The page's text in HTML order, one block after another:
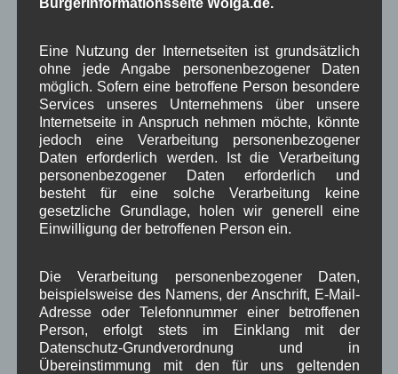
Dorferneuerung:
Vorstandssitzung 13.10.2015
Einladung
zur nächsten
öffentlichen
Vorstandssitzung
der Dorferneuerung
Dienstag 13.10.2015
um 19 Uhr im Gasthaus zur Post wird herzlich
eingeladen.
Weiterlesen
Eine Nutzung der Internetseiten ist grundsätzlich
ohne jede Angabe personenbezogener Daten
möglich. Sofern eine betroffene Person besondere
Services unseres Unternehmens über unsere
Internetseite in Anspruch nehmen möchte, könnte
jedoch eine Verarbeitung personenbezogener
Daten erforderlich werden. Ist die Verarbeitung
personenbezogener Daten erforderlich und
besteht für eine solche Verarbeitung keine
gesetzliche Grundlage, holen wir generell eine
Einwilligung der betroffenen Person ein.
Die Verarbeitung personenbezogener Daten,
beispielsweise des Namens, der Anschrift, E-Mail-
Adresse oder Telefonnummer einer betroffenen
Person, erfolgt stets im Einklang mit der
Datenschutz-Grundverordnung und in
Übereinstimmung mit den für uns geltenden